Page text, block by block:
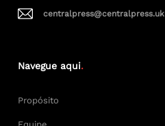
centralpress@centralpress.uk
Navegue aqui.
Propósito